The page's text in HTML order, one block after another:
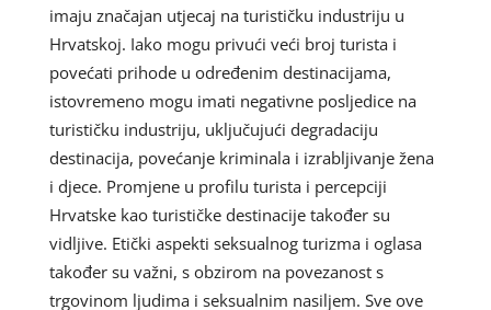
imaju značajan utjecaj na turističku industriju u
Hrvatskoj. Iako mogu privući veći broj turista i
povećati prihode u određenim destinacijama,
istovremeno mogu imati negativne posljedice na
turističku industriju, uključujući degradaciju
destinacija, povećanje kriminala i izrabljivanje žena
i djece. Promjene u profilu turista i percepciji
Hrvatske kao turističke destinacije također su
vidljive. Etički aspekti seksualnog turizma i oglasa
također su važni, s obzirom na povezanost s
trgovinom ljudima i seksualnim nasiljem. Sve ove